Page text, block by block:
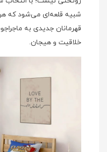
شبیه قلعه‌ای می‌شود که
قهرمانان جدیدی به
خلاقیت و هیجان.